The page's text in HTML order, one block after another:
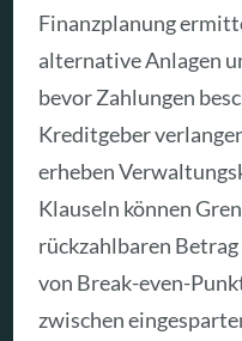
Finanzplanung
alternative Anlagen
bevor Zahlungen
Kreditgeber
erheben
Klauseln können
rückzahlbaren
von Break-even-
zwischen